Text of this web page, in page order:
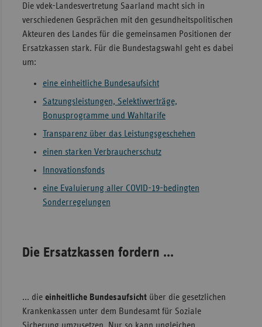
Die vdek-Landesvertretung Saarland macht sich in
verschiedenen Gesprächen mit den gesundheitspolitischen
Akteuren des Landes für die gemeinsamen Positionen der
Ersatzkassen stark. Für die Bundestagswahl geht es dabei
um:
eine einheitliche Bundesaufsicht
Satzungsleistungen, Selektivverträge,
Bonusprogramme und Wahltarife
Transparenz über das Leistungsgeschehen
einen starken Verbraucherschutz
Innovationsfonds
eine Evaluierung aller COVID-19-bedingten
Sonderregelungen
Die Ersatzkassen fordern ...
... die einheitliche Bundesaufsichtüber die gesetzlichen
Krankenkassen unter dem Bundesamt für Soziale